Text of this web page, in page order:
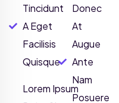
Tincidunt
A Eget
Facilisis
Quisque
Lorem Ipsum
Donec
At
Augue
Ante
Nam
Posuere